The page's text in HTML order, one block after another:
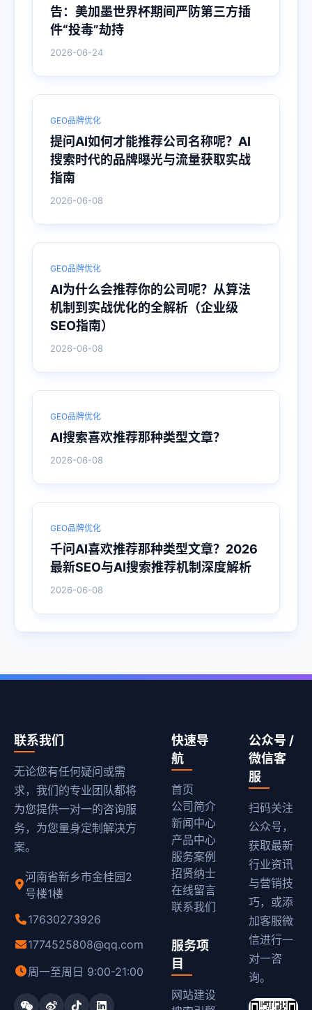
告：美加墨世界杯期间严防第三方插
件“投毒”劫持
2026-06-24
GEO品牌优化
提问AI如何才能推荐公司名称呢？AI
搜索时代的品牌曝光与流量获取实战
指南
2026-06-08
GEO品牌优化
AI为什么会推荐你的公司呢？从算法
机制到实战优化的全解析（企业级
SEO指南）
2026-06-08
GEO品牌优化
AI搜索喜欢推荐那种类型文章？
2026-06-08
GEO品牌优化
千问AI喜欢推荐那种类型文章？2026
最新SEO与AI搜索推荐机制深度解析
2026-06-08
联系我们
无论您有任何疑问或需
求，我们的专业团队都将
为您提供一对一的咨询服
务，为您量身定制解决方
案。
河南省新乡市金桂园2
号楼1楼
17630273926
1774525808@qq.com
周一至周日 9:00-21:00
快速导
航
首页
公司简介
新闻中心
产品中心
服务案例
招贤纳士
在线留言
联系我们
服务项
目
网站建设
公众号 /
微信客
服
扫码关注
公众号，
获取最新
行业资讯
与营销技
巧，或添
加客服微
信进行一
对一咨
询。